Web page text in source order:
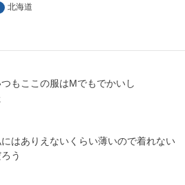
北海道
もここの服はMでもでかいし
はありえないくらい薄いので着れない
う